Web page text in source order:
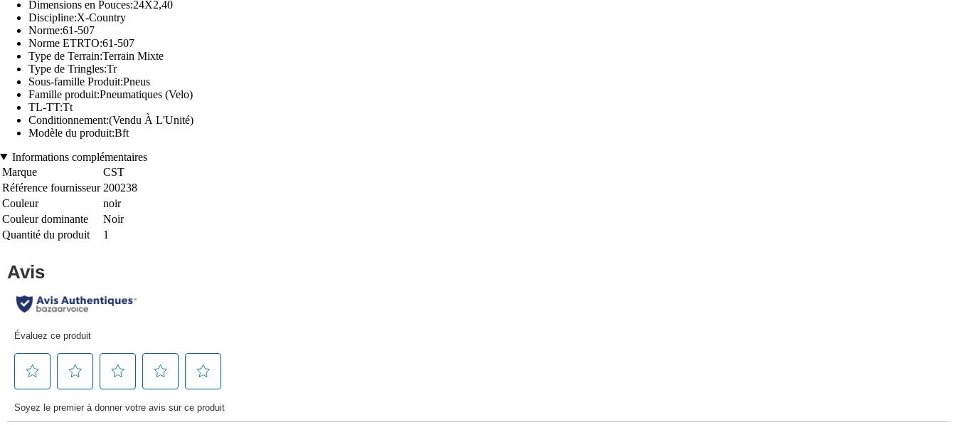
Dimensions en Pouces:24X2,40
Discipline:X-Country
Norme:61-507
Norme ETRTO:61-507
Type de Terrain:Terrain Mixte
Type de Tringles:Tr
Sous-famille Produit:Pneus
Famille produit:Pneumatiques (Velo)
TL-TT:Tt
Conditionnement:(Vendu À L'Unité)
Modèle du produit:Bft
Informations complémentaires
Marque
CST
Référence fournisseur 200238
Couleur
noir
Couleur dominante
Noir
Quantité du produit
1